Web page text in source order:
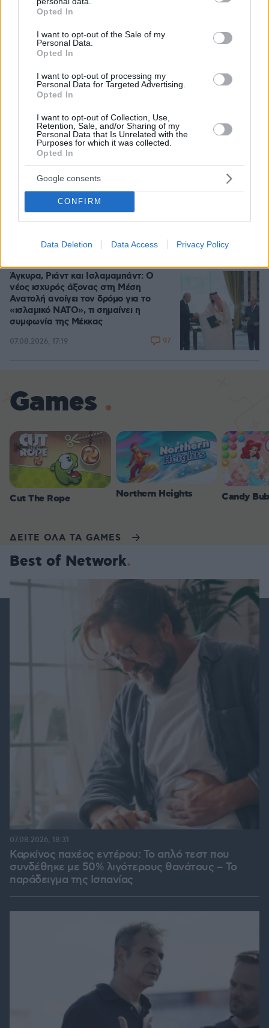
grant or deny consent to Google and its third-party tags to
use your data for below specified purposes in below Google
consent section.
Opted In
I want to opt-out of the Sale of my
Personal Data.
Opted In
I want to opt-out of processing my
Personal Data for Targeted Advertising.
Opted In
I want to opt-out of Collection, Use,
Retention, Sale, and/or Sharing of my
Personal Data that Is Unrelated with the
Purposes for which it was collected.
Opted In
Google consents
CONFIRM
Data Deletion Data Access Privacy Policy
δουλειά
ασχολούνται με το δέρμα μου, δεν
πρόκειται να κρύβομαι επειδή κάποιοι
θέλουν να σχολιάσουν, είναι αγένεια
07.08.2026, 12:23 28
Βόρεια Εύβοια: Οι 14 λίμνες που
γεννήθηκαν από εγκαταλελειμμένα
μεταλλεία δημιουργώντας ένα
μοναδικό οικοσύστημα, δείτε
αεροφωτογραφίες
Άγκυρα, Ριάντ και Ισλαμαμπάντ: Ο
νέος ισχυρός άξονας στη Μέση
Ανατολή ανοίγει τον δρόμο για το
«ισλαμικό ΝΑΤΟ», τι σημαίνει η
συμφωνία της Μέκκας
07.08.2026, 17:19 97
Games
Cut The Rope Northern Heights Candy
ΔΕΙΤΕ ΟΛΑ ΤΑ GAMES
Best of Network
Καρκίνος παχέος εντέρου: Το απλό τεστ που
συνδέθηκε με 50% λιγότερους θανάτους – Το
παράδειγμα της Ισπανίας
07.08.2026, 18:31